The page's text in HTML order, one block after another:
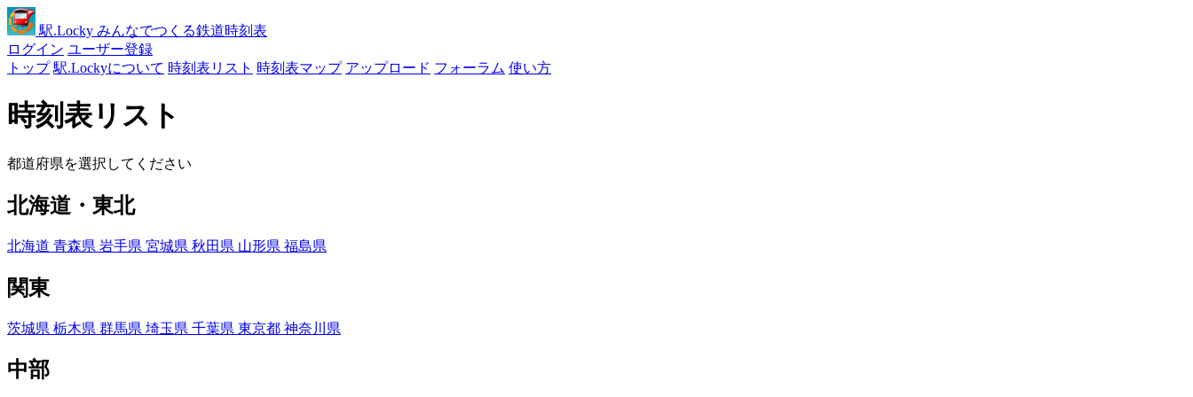
駅.Locky みんなでつくる鉄道時刻表
ログイン ユーザー登録
トップ 駅.Lockyについて 時刻表リスト 時刻表マップ アップロード フォーラム 使い方
時刻表リスト
都道府県を選択してください
北海道・東北
北海道 青森県 岩手県 宮城県 秋田県 山形県 福島県
関東
茨城県 栃木県 群馬県 埼玉県 千葉県 東京都 神奈川県
中部